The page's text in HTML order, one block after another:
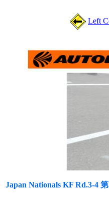
Left
Japan Nationals KF Rd.3-4